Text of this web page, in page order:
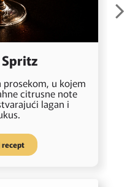
prosekom, u kojem
citrusne note
lagan i
recept